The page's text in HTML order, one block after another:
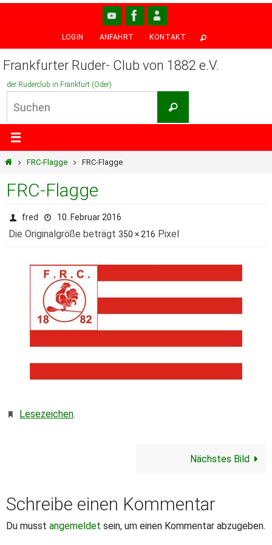
LOGIN ANFAHRT KONTAKT
Frankfurter Ruder- Club von 1882 e.V.
der Ruderclub in Frankfurt (Oder)
Suchen
StartFRC-Flagge FRC-Flagge
FRC-Flagge
fred 10. Februar 2016
Die Originalgröße beträgt 350 × 216 Pixel
Lesezeichen.
Nächstes Bild
Schreibe einen Kommentar
Du musst angemeldet sein, um einen Kommentar abzugeben.